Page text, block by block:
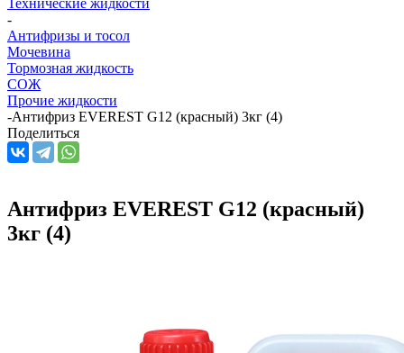
-
Антифризы и тосол
Мочевина
Тормозная жидкость
СОЖ
Прочие жидкости
-Антифриз EVEREST G12 (красный) 3кг (4)
Поделиться
Антифриз EVEREST G12 (красный)
3кг (4)